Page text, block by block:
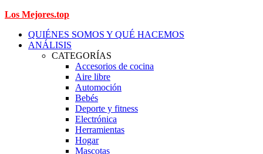
Los Mejores.top
QUIÉNES SOMOS Y QUÉ HACEMOS
ANÁLISIS
CATEGORÍAS
Accesorios de cocina
Aire libre
Automoción
Bebés
Deporte y fitness
Electrónica
Herramientas
Hogar
Mascotas